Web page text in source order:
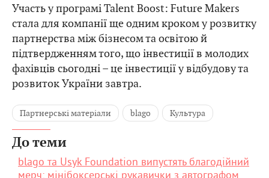
Участь у програмі Talent Boost: Future Makers
стала для компанії ще одним кроком у розвитку
партнерства між бізнесом та освітою й
підтвердженням того, що інвестиції в молодих
фахівців сьогодні – це інвестиції у відбудову та
розвиток України завтра.
Партнерські матеріали blago Культура
До теми
blago та Usyk Foundation випустять благодійний
мерч: мінібоксерські рукавички з автографом